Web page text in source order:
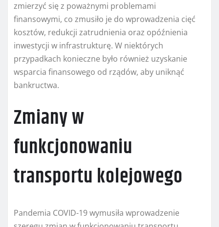
zmierzyć się z poważnymi problemami
finansowymi, co zmusiło je do wprowadzenia cięć
kosztów, redukcji zatrudnienia oraz opóźnienia
inwestycji w infrastrukturę. W niektórych
przypadkach konieczne było również uzyskanie
wsparcia finansowego od rządów, aby uniknąć
bankructwa.
Zmiany w
funkcjonowaniu
transportu kolejowego
Pandemia COVID-19 wymusiła wprowadzenie